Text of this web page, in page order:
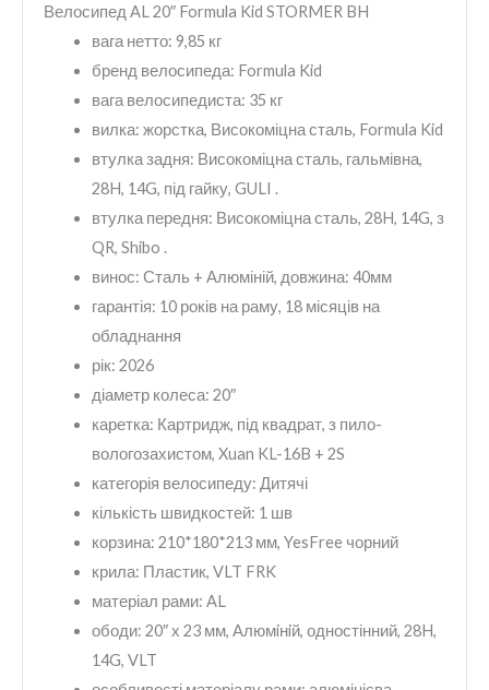
Велосипед AL 20″ Formula Kid STORMER BH
вага нетто: 9,85 кг
бренд велосипеда: Formula Kid
вага велосипедиста: 35 кг
вилка: жорстка, Високоміцна сталь, Formula Kid
втулка задня: Високоміцна сталь, гальмівна,
28H, 14G, під гайку, GULI .
втулка передня: Високоміцна сталь, 28H, 14G, з
QR, Shibo .
винос: Сталь + Алюміній, довжина: 40мм
гарантія: 10 років на раму, 18 місяців на
обладнання
рік: 2026
діаметр колеса: 20″
каретка: Картридж, під квадрат, з пило-
вологозахистом, Xuan KL-16B + 2S
категорія велосипеду: Дитячі
кількість швидкостей: 1 шв
корзина: 210*180*213 мм, YesFree чорний
крила: Пластик, VLT FRK
матеріал рами: AL
ободи: 20″ х 23 мм, Алюмiнiй, одностінний, 28H,
14G, VLT